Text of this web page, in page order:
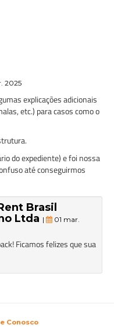
2025
explicações adicionais
etc.) para casos como o
do expediente) e foi nossa
até conseguirmos
Brasil
Ltda |
01 mar.
Ficamos felizes que sua
Conosco